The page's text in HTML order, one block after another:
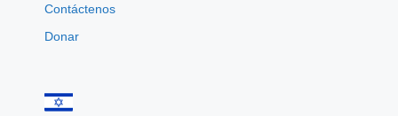
Contáctenos
Donar